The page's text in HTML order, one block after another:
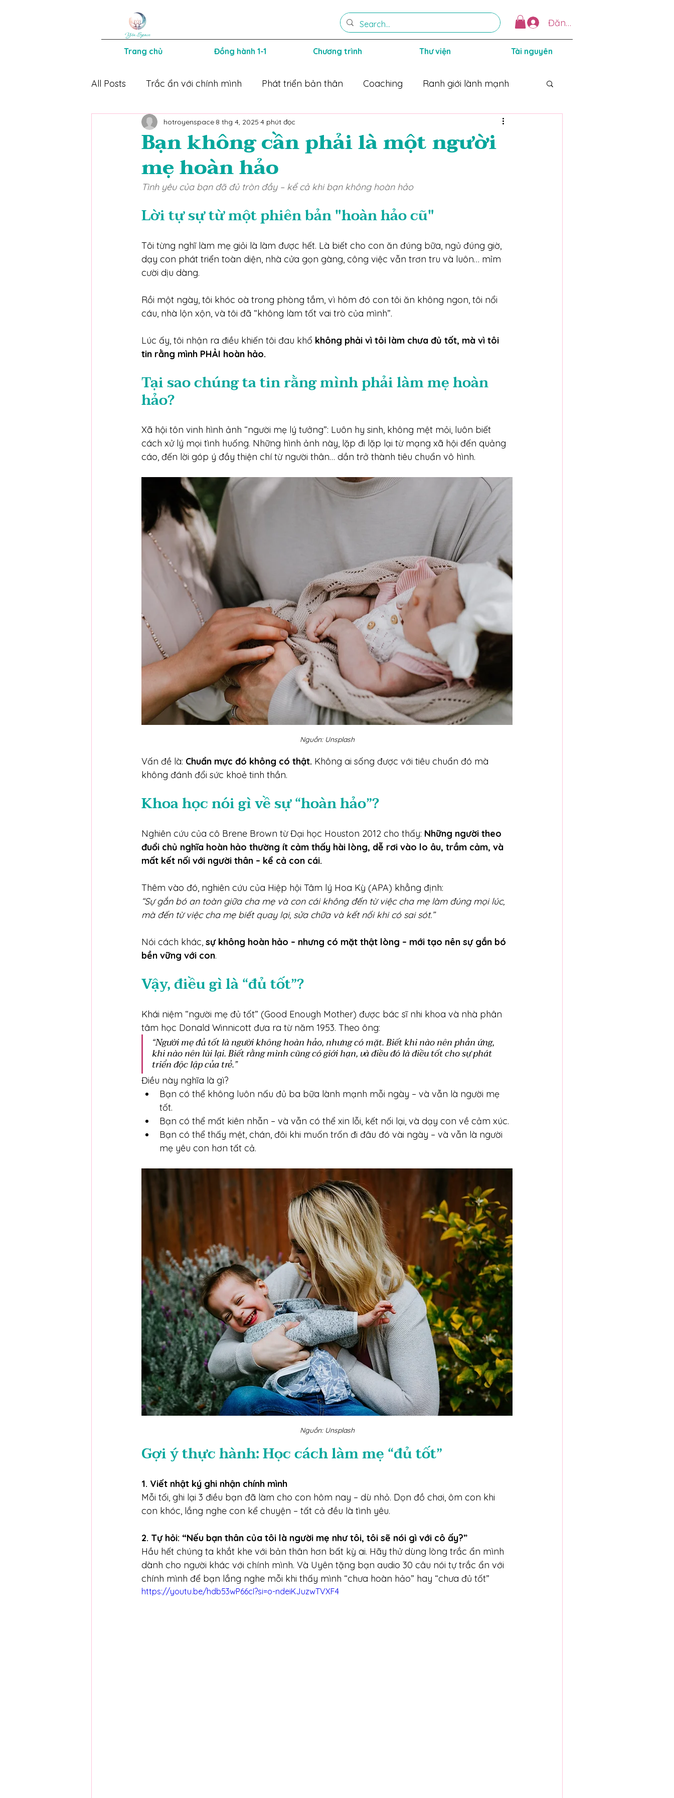
Đăng nhập
Trang chủ Đồng hành 1-1 Chương trình Thư viện Tài nguyên
All Posts Trắc ẩn với chính mình Phát triển bản thân Coaching Ranh giới lành mạnh
Mẹ an con khoẻ Sách hay Cha mẹ trắc ẩn
Bạn không cần phải là một người
mẹ hoàn hảo
hotroyenspace 8 thg 4, 2025 4 phút đọc
Tình yêu của bạn đã đủ tròn đầy – kể cả khi bạn không hoàn hảo
Lời tự sự từ một phiên bản "hoàn hảo cũ"
Tôi từng nghĩ làm mẹ giỏi là làm được hết. Là biết cho con ăn đúng bữa, ngủ đúng giờ,
dạy con phát triển toàn diện, nhà cửa gọn gàng, công việc vẫn trơn tru và luôn… mỉm
cười dịu dàng.
Rồi một ngày, tôi khóc oà trong phòng tắm, vì hôm đó con tôi ăn không ngon, tôi nổi
cáu, nhà lộn xộn, và tôi đã “không làm tốt vai trò của mình”.
Lúc ấy, tôi nhận ra điều khiến tôi đau khổ không phải vì tôi làm chưa đủ tốt, mà vì tôi
tin rằng mình PHẢI hoàn hảo.
Tại sao chúng ta tin rằng mình phải làm mẹ hoàn
hảo?
Xã hội tôn vinh hình ảnh “người mẹ lý tưởng”: Luôn hy sinh, không mệt mỏi, luôn biết
cách xử lý mọi tình huống. Những hình ảnh này, lặp đi lặp lại từ mạng xã hội đến quảng
cáo, đến lời góp ý đầy thiện chí từ người thân… dần trở thành tiêu chuẩn vô hình.
Nguồn: Unsplash
Vấn đề là: Chuẩn mực đó không có thật. Không ai sống được với tiêu chuẩn đó mà
không đánh đổi sức khoẻ tinh thần.
Khoa học nói gì về sự “hoàn hảo”?
Nghiên cứu của cô Brene Brown từ Đại học Houston 2012 cho thấy: Những người theo
đuổi chủ nghĩa hoàn hảo thường ít cảm thấy hài lòng, dễ rơi vào lo âu, trầm cảm, và
mất kết nối với người thân – kể cả con cái.
Thêm vào đó, nghiên cứu của Hiệp hội Tâm lý Hoa Kỳ (APA) khẳng định:
“Sự gắn bó an toàn giữa cha mẹ và con cái không đến từ việc cha mẹ làm đúng mọi lúc,
mà đến từ việc cha mẹ biết quay lại, sửa chữa và kết nối khi có sai sót.”
Nói cách khác, sự không hoàn hảo – nhưng có mặt thật lòng – mới tạo nên sự gắn bó
bền vững với con.
Vậy, điều gì là “đủ tốt”?
Khái niệm “người mẹ đủ tốt” (Good Enough Mother) được bác sĩ nhi khoa và nhà phân
tâm học Donald Winnicott đưa ra từ năm 1953. Theo ông:
“Người mẹ đủ tốt là người không hoàn hảo, nhưng có mặt. Biết khi nào nên phản ứng,
khi nào nên lùi lại. Biết rằng mình cũng có giới hạn, và điều đó là điều tốt cho sự phát
triển độc lập của trẻ.”
Điều này nghĩa là gì?
Bạn có thể không luôn nấu đủ ba bữa lành mạnh mỗi ngày – và vẫn là người mẹ
tốt.
Bạn có thể mất kiên nhẫn – và vẫn có thể xin lỗi, kết nối lại, và dạy con về cảm xúc.
Bạn có thể thấy mệt, chán, đôi khi muốn trốn đi đâu đó vài ngày – và vẫn là người
mẹ yêu con hơn tất cả.
Nguồn: Unsplash
Gợi ý thực hành: Học cách làm mẹ “đủ tốt”
1. Viết nhật ký ghi nhận chính mình
Mỗi tối, ghi lại 3 điều bạn đã làm cho con hôm nay – dù nhỏ. Dọn đồ chơi, ôm con khi
con khóc, lắng nghe con kể chuyện – tất cả đều là tình yêu.
2. Tự hỏi: “Nếu bạn thân của tôi là người mẹ như tôi, tôi sẽ nói gì với cô ấy?”
Hầu hết chúng ta khắt khe với bản thân hơn bất kỳ ai. Hãy thử dùng lòng trắc ẩn mình
dành cho người khác với chính mình. Và Uyên tặng bạn audio 30 câu nói tự trắc ẩn với
chính mình để bạn lắng nghe mỗi khi thấy mình “chưa hoàn hảo” hay “chưa đủ tốt”
https://youtu.be/hdb53wP66cI?si=o-ndeiKJuzwTVXF4